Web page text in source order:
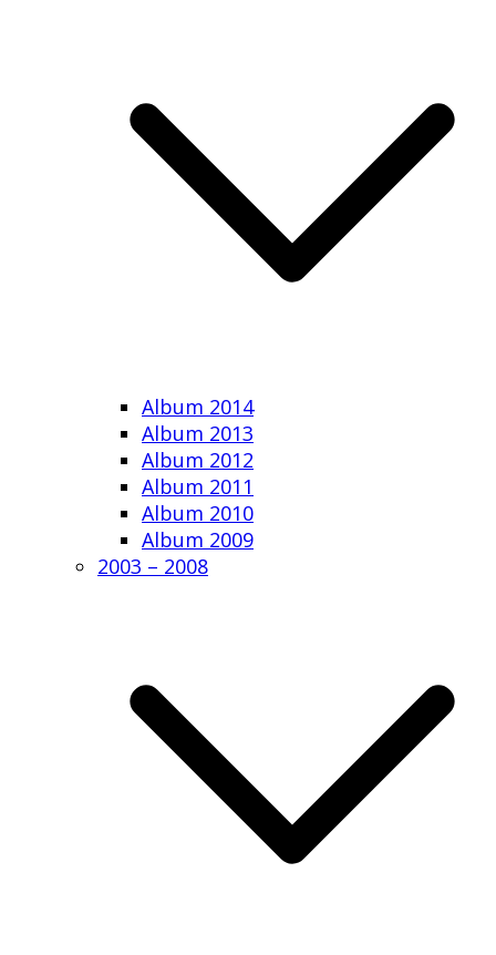
Album 2014
Album 2013
Album 2012
Album 2011
Album 2010
Album 2009
2003 – 2008